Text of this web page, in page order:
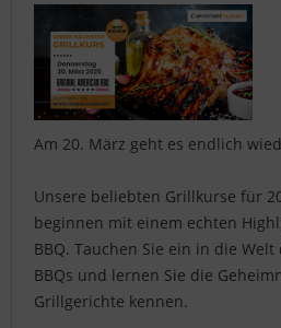
Am 20. März geht es endlich
Unsere beliebten Grillkurse für
beginnen mit einem echten
BBQ. Tauchen Sie ein in die
BBQs und lernen Sie die
Grillgerichte kennen.